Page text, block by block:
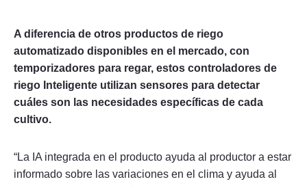
A diferencia de otros productos de riego
automatizado disponibles en el mercado, con
temporizadores para regar, estos controladores de
riego Inteligente utilizan sensores para detectar
cuáles son las necesidades específicas de cada
cultivo.
“La IA integrada en el producto ayuda al productor a estar
informado sobre las variaciones en el clima y ayuda al